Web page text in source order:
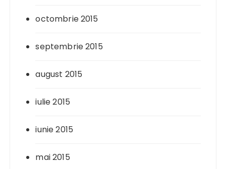
octombrie 2015
septembrie 2015
august 2015
iulie 2015
iunie 2015
mai 2015